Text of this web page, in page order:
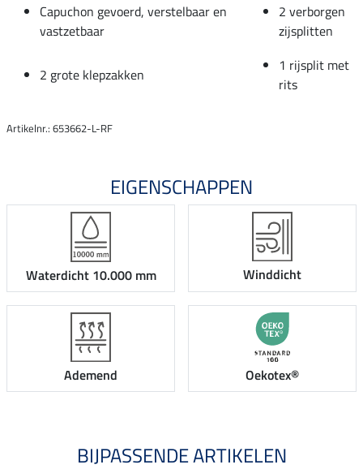
Capuchon gevoerd, verstelbaar en
vastzetbaar
2 verborgen
zijsplitten
2 grote klepzakken
1 rijsplit met
rits
Artikelnr.: 653662-L-RF
EIGENSCHAPPEN
Waterdicht 10.000 mm Winddicht
Ademend Oekotex®
BIJPASSENDE ARTIKELEN